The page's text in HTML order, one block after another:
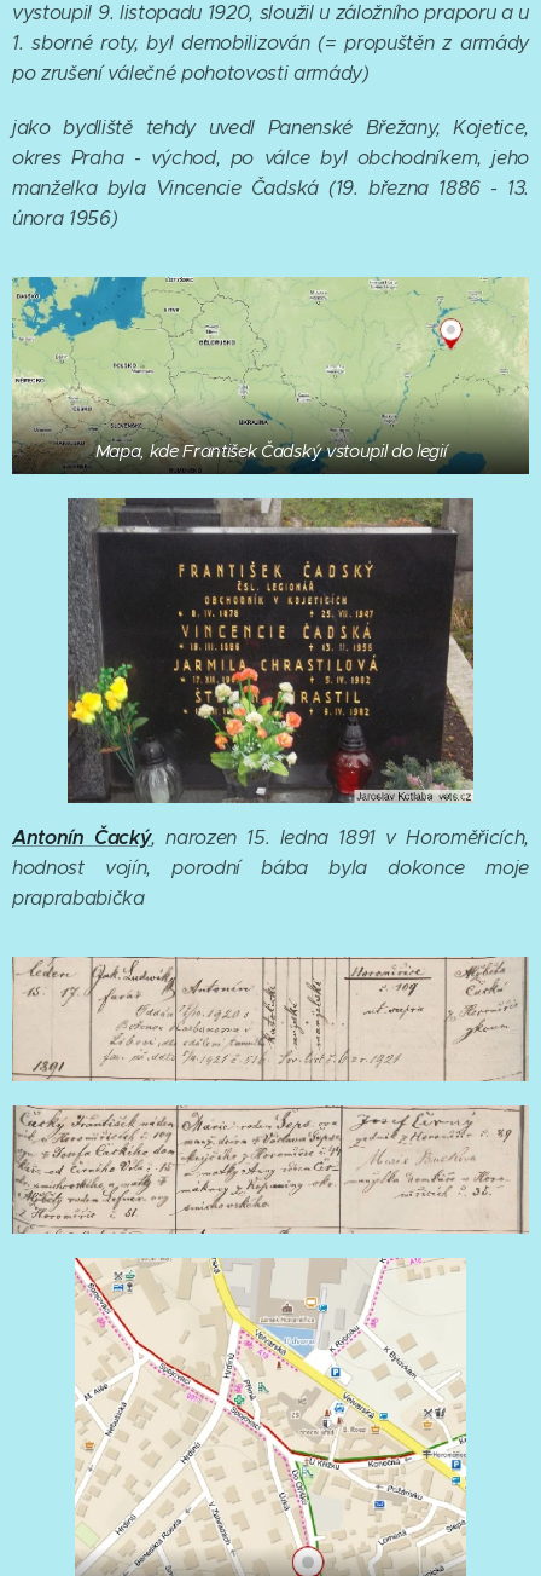
vystoupil 9. listopadu 1920, sloužil u záložního praporu a u
1. sborné roty, byl demobilizován (= propuštěn z armády
po zrušení válečné pohotovosti armády)
jako bydliště tehdy uvedl Panenské Břežany, Kojetice,
okres Praha - východ, po válce byl obchodníkem, jeho
manželka byla Vincencie Čadská (19. března 1886 - 13.
února 1956)
Mapa, kde František Čadský vstoupil do legií
Antonín Čacký, narozen 15. ledna 1891 v Horoměřicích,
hodnost vojín, porodní bába byla dokonce moje
praprababička